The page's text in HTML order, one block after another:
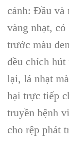
cánh: Đầu và
vàng nhạt,
trước màu
đều chích
lại, lá nhạt
hại trực tiếp
truyền bệnh
cho rệp phát